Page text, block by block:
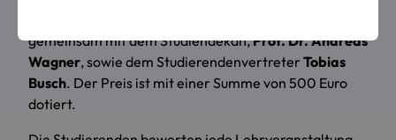
gemeinsam mit dem Studiendekan,Prof. Dr. Andreas
Wagner, sowie dem Studierendenvertreter Tobias
Busch. Der Preis ist mit einer Summe von 500 Euro
dotiert.